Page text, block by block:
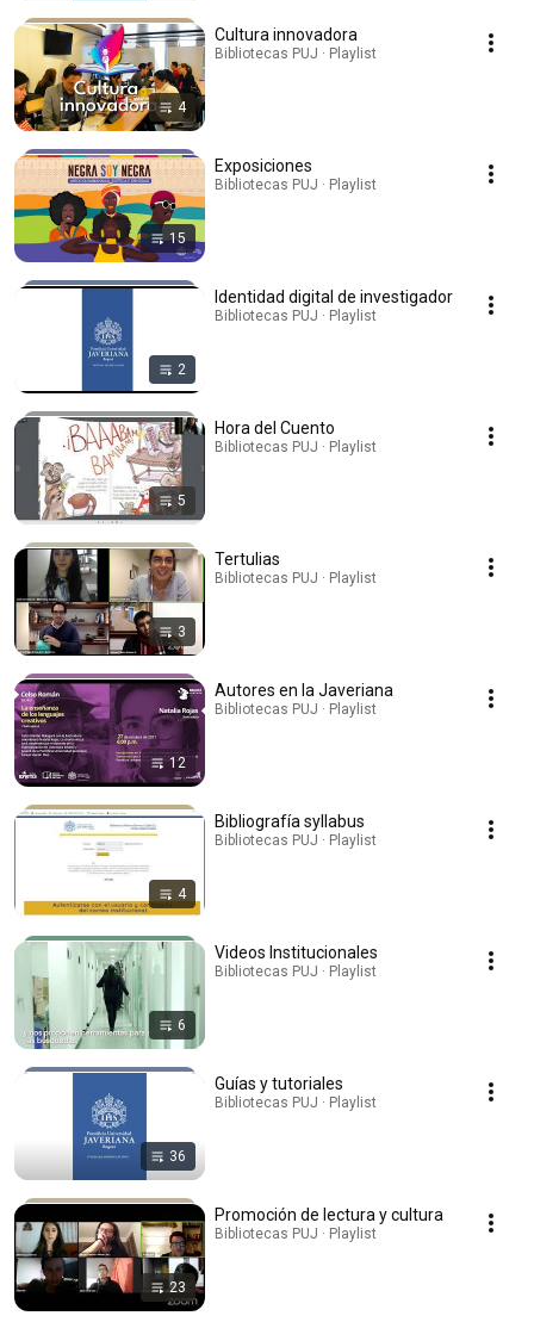
4
Cultura innovadora
Bibliotecas PUJ · Playlist
15
Exposiciones
Bibliotecas PUJ · Playlist
2
Identidad digital de investigador
Bibliotecas PUJ · Playlist
5
Hora del Cuento
Bibliotecas PUJ · Playlist
3
Tertulias
Bibliotecas PUJ · Playlist
12
Autores en la Javeriana
Bibliotecas PUJ · Playlist
4
Bibliografía syllabus
Bibliotecas PUJ · Playlist
6
Videos Institucionales
Bibliotecas PUJ · Playlist
36
Guías y tutoriales
Bibliotecas PUJ · Playlist
23
Promoción de lectura y cultura
Bibliotecas PUJ · Playlist